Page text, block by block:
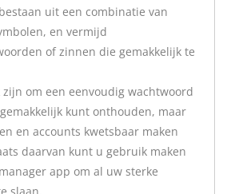
uit een combinatie van
en vermijd
of zinnen die gemakkelijk te
om een eenvoudig wachtwoord
kunt onthouden, maar
en accounts kwetsbaar maken
daarvan kunt u gebruik maken
app om al uw sterke